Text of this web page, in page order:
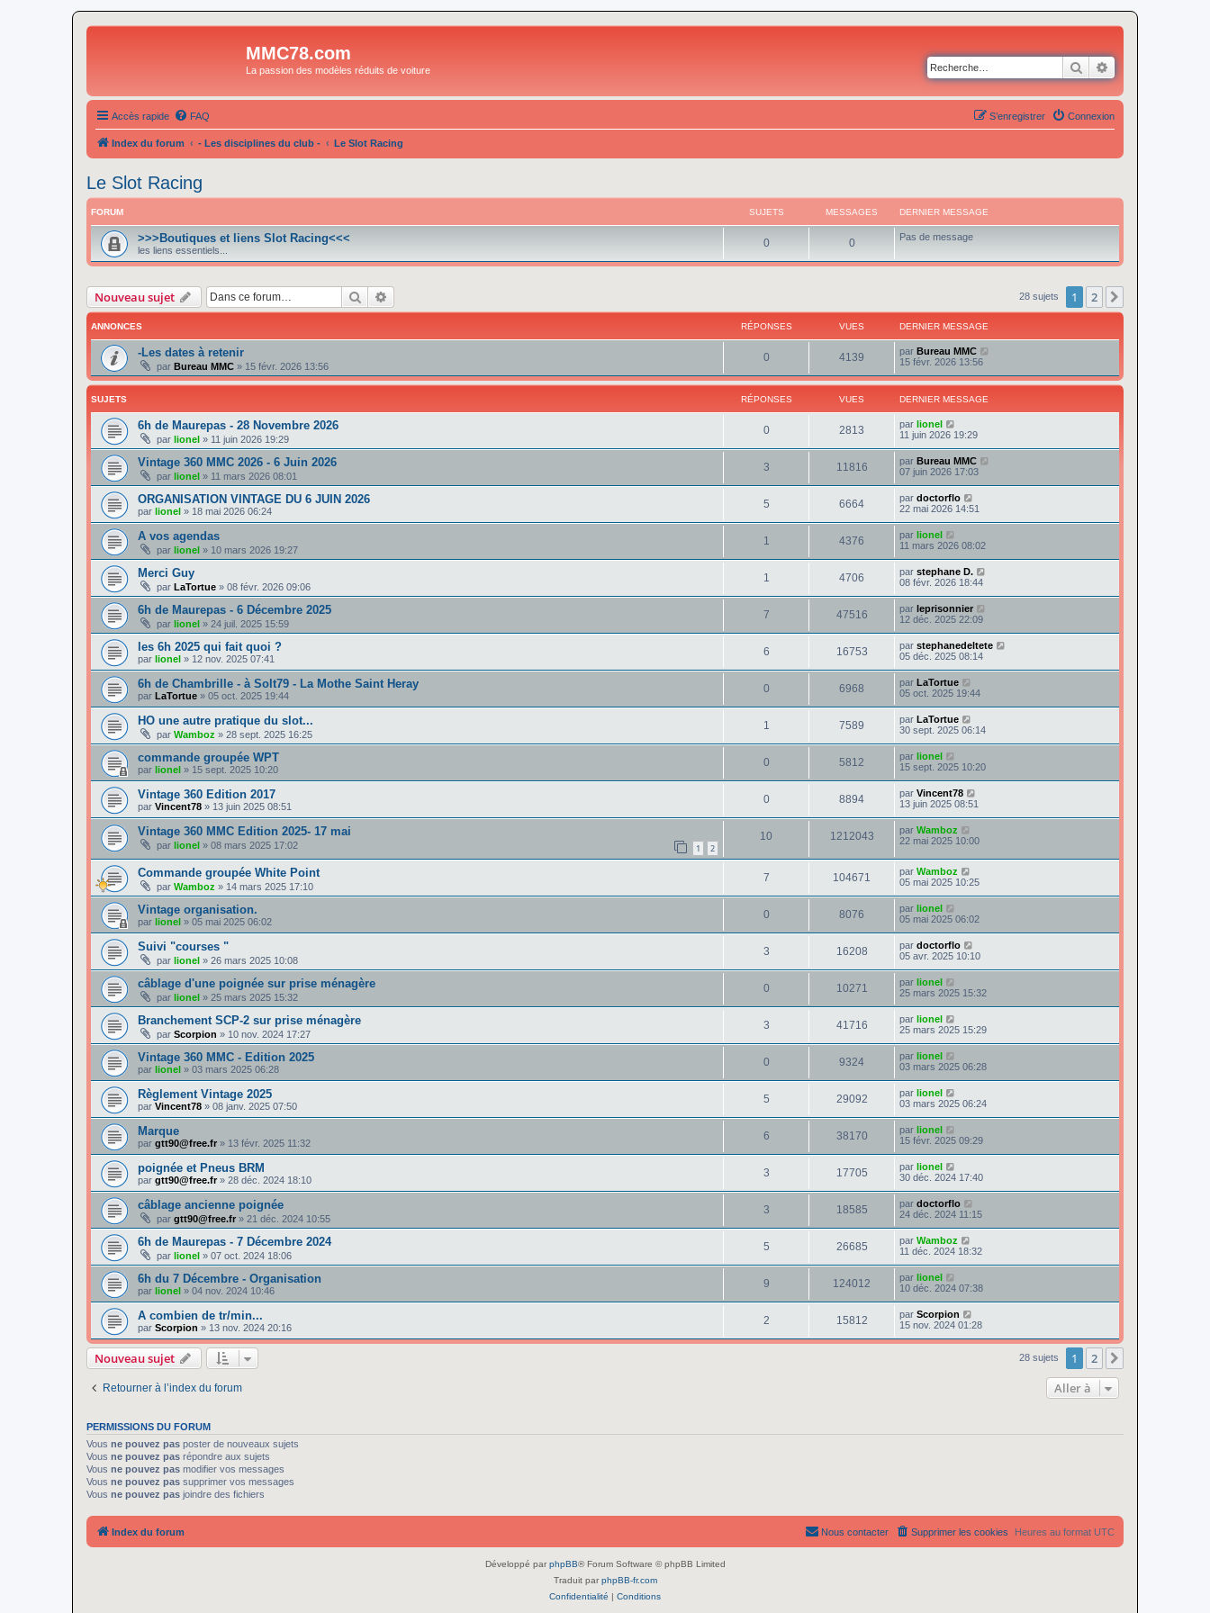
MMC78.com
La passion des modèles réduits de voiture Rechercher
Accès rapide FAQ Connexion
S’enregistrer
Index du forum - Les disciplines du club - Le Slot Racing
Le Slot Racing
FORUM SUJETS MESSAGES DERNIER MESSAGE
>>>Boutiques et liens Slot Racing<<<
les liens essentiels...
0 0 Pas de message
Nouveau sujet Rechercher 28 sujets 1 2
ANNONCES RÉPONSES VUES DERNIER MESSAGE
-Les dates à retenir
par Bureau MMC » 15 févr. 2026 13:56
0 4139 par Bureau MMC
15 févr. 2026 13:56
SUJETS RÉPONSES VUES DERNIER MESSAGE
6h de Maurepas - 28 Novembre 2026
par lionel » 11 juin 2026 19:29
0 2813 par lionel
11 juin 2026 19:29
Vintage 360 MMC 2026 - 6 Juin 2026
par lionel » 11 mars 2026 08:01
3 11816 par Bureau MMC
07 juin 2026 17:03
ORGANISATION VINTAGE DU 6 JUIN 2026
par lionel » 18 mai 2026 06:24
5 6664 par doctorflo
22 mai 2026 14:51
A vos agendas
par lionel » 10 mars 2026 19:27
1 4376 par lionel
11 mars 2026 08:02
Merci Guy
par LaTortue » 08 févr. 2026 09:06
1 4706 par stephane D.
08 févr. 2026 18:44
6h de Maurepas - 6 Décembre 2025
par lionel » 24 juil. 2025 15:59
7 47516 par leprisonnier
12 déc. 2025 22:09
les 6h 2025 qui fait quoi ?
par lionel » 12 nov. 2025 07:41
6 16753 par stephanedeltete
05 déc. 2025 08:14
6h de Chambrille - à Solt79 - La Mothe Saint Heray
par LaTortue » 05 oct. 2025 19:44
0 6968 par LaTortue
05 oct. 2025 19:44
HO une autre pratique du slot...
par Wamboz » 28 sept. 2025 16:25
1 7589 par LaTortue
30 sept. 2025 06:14
commande groupée WPT
par lionel » 15 sept. 2025 10:20
0 5812 par lionel
15 sept. 2025 10:20
Vintage 360 Edition 2017
par Vincent78 » 13 juin 2025 08:51
0 8894 par Vincent78
13 juin 2025 08:51
Vintage 360 MMC Edition 2025- 17 mai
par lionel » 08 mars 2025 17:02 1 2
10 1212043 par Wamboz
22 mai 2025 10:00
Commande groupée White Point
par Wamboz » 14 mars 2025 17:10
7 104671 par Wamboz
05 mai 2025 10:25
Vintage organisation.
par lionel » 05 mai 2025 06:02
0 8076 par lionel
05 mai 2025 06:02
Suivi "courses "
par lionel » 26 mars 2025 10:08
3 16208 par doctorflo
05 avr. 2025 10:10
câblage d'une poignée sur prise ménagère
par lionel » 25 mars 2025 15:32
0 10271 par lionel
25 mars 2025 15:32
Branchement SCP-2 sur prise ménagère
par Scorpion » 10 nov. 2024 17:27
3 41716 par lionel
25 mars 2025 15:29
Vintage 360 MMC - Edition 2025
par lionel » 03 mars 2025 06:28
0 9324 par lionel
03 mars 2025 06:28
Règlement Vintage 2025
par Vincent78 » 08 janv. 2025 07:50
5 29092 par lionel
03 mars 2025 06:24
Marque
par gtt90@free.fr » 13 févr. 2025 11:32
6 38170 par lionel
15 févr. 2025 09:29
poignée et Pneus BRM
par gtt90@free.fr» 28 déc. 2024 18:10
3 17705 par lionel
30 déc. 2024 17:40
câblage ancienne poignée
par gtt90@free.fr » 21 déc. 2024 10:55
3 18585 par doctorflo
24 déc. 2024 11:15
6h de Maurepas - 7 Décembre 2024
par lionel » 07 oct. 2024 18:06
5 26685 par Wamboz
11 déc. 2024 18:32
6h du 7 Décembre - Organisation
par lionel » 04 nov. 2024 10:46
9 124012 par lionel
10 déc. 2024 07:38
A combien de tr/min...
par Scorpion » 13 nov. 2024 20:16
2 15812 par Scorpion
15 nov. 2024 01:28
Nouveau sujet 28 sujets 1 2
Retourner à l’index du forum Aller à
PERMISSIONS DU FORUM
Vous ne pouvez pas poster de nouveaux sujets
Vous ne pouvez pas répondre aux sujets
Vous ne pouvez pas modifier vos messages
Vous ne pouvez pas supprimer vos messages
Vous ne pouvez pas joindre des fichiers
Index du forum Heures au format UTC
Supprimer les cookies
Nous contacter
Développé par phpBB® Forum Software © phpBB Limited
Traduit par phpBB-fr.com
Confidentialité | Conditions